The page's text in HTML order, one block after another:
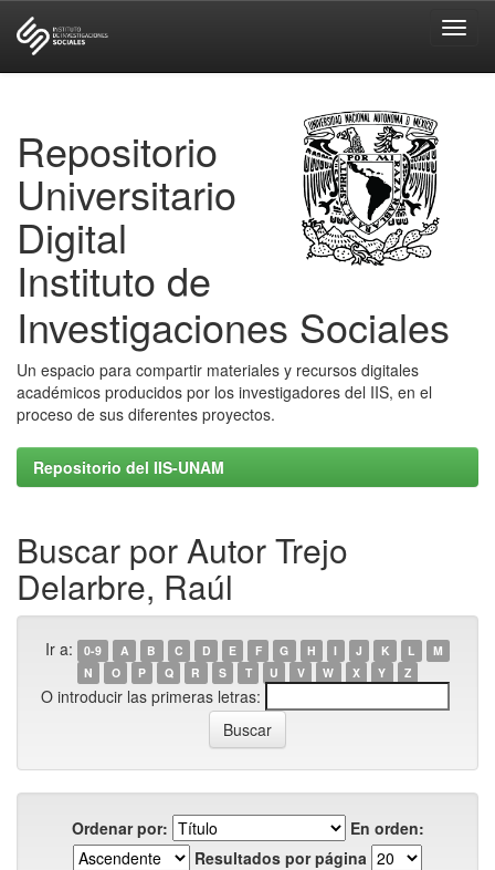
Repositorio
Universitario
Digital
Instituto de
Investigaciones Sociales
Un espacio para compartir materiales y recursos digitales
académicos producidos por los investigadores del IIS, en el
proceso de sus diferentes proyectos.
Repositorio del IIS-UNAM
Buscar por Autor Trejo
Delarbre, Raúl
Ir a: 0-9 A B C D E F G H I J K L
M
N
O P Q R S T U V W X Y Z
O introducir las primeras letras:
Ordenar por:
En orden:
Resultados por página